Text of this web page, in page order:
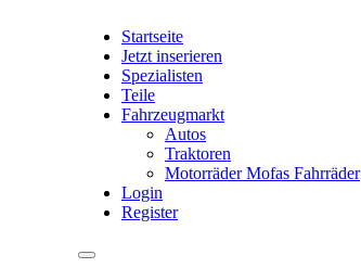
Startseite
Jetzt inserieren
Spezialisten
Teile
Fahrzeugmarkt
Autos
Traktoren
Motorräder Mofas Fahrräder
Login
Register